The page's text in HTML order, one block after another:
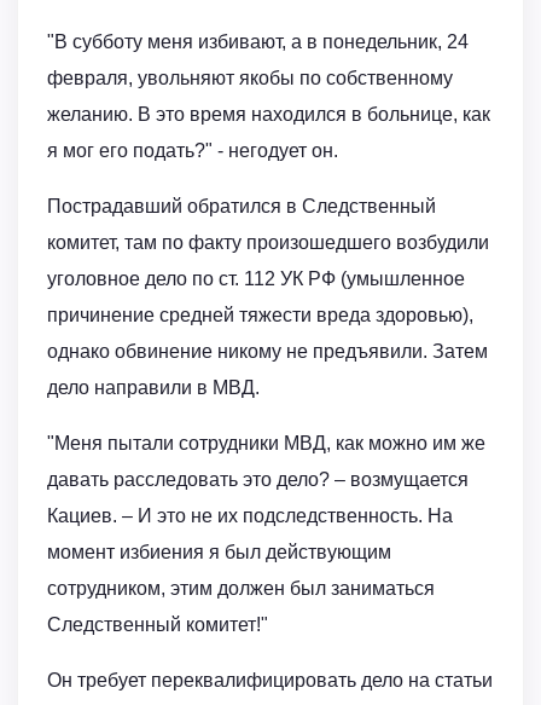
"В субботу меня избивают, а в понедельник, 24
февраля, увольняют якобы по собственному
желанию. В это время находился в больнице, как
я мог его подать?" - негодует он.
Пострадавший обратился в Следственный
комитет, там по факту произошедшего возбудили
уголовное дело по ст. 112 УК РФ (умышленное
причинение средней тяжести вреда здоровью),
однако обвинение никому не предъявили. Затем
дело направили в МВД.
"Меня пытали сотрудники МВД, как можно им же
давать расследовать это дело? – возмущается
Кациев. – И это не их подследственность. На
момент избиения я был действующим
сотрудником, этим должен был заниматься
Следственный комитет!"
Он требует переквалифицировать дело на статьи